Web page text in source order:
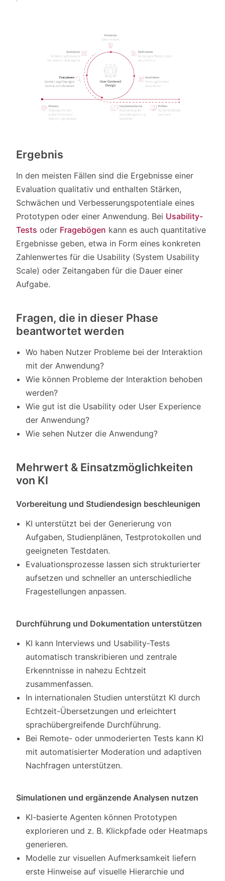
Ergebnis
In den meisten Fällen sind die Ergebnisse einer
Evaluation qualitativ und enthalten Stärken,
Schwächen und Verbesserungspotentiale eines
Prototypen oder einer Anwendung. Bei Usability-
Tests oder Fragebögen kann es auch quantitative
Ergebnisse geben, etwa in Form eines konkreten
Zahlenwertes für die Usability (System Usability
Scale) oder Zeitangaben für die Dauer einer
Aufgabe.
Fragen, die in dieser Phase
beantwortet werden
Wo haben Nutzer Probleme bei der Interaktion
mit der Anwendung?
Wie können Probleme der Interaktion behoben
werden?
Wie gut ist die Usability oder User Experience
der Anwendung?
Wie sehen Nutzer die Anwendung?
Mehrwert & Einsatzmöglichkeiten
von KI
Vorbereitung und Studiendesign beschleunigen
KI unterstützt bei der Generierung von
Aufgaben, Studienplänen, Testprotokollen und
geeigneten Testdaten.
Evaluationsprozesse lassen sich strukturierter
aufsetzen und schneller an unterschiedliche
Fragestellungen anpassen.
Durchführung und Dokumentation unterstützen
KI kann Interviews und Usability-Tests
automatisch transkribieren und zentrale
Erkenntnisse in nahezu Echtzeit
zusammenfassen.
In internationalen Studien unterstützt KI durch
Echtzeit-Übersetzungen und erleichtert
sprachübergreifende Durchführung.
Bei Remote- oder unmoderierten Tests kann KI
mit automatisierter Moderation und adaptiven
Nachfragen unterstützen.
Simulationen und ergänzende Analysen nutzen
KI-basierte Agenten können Prototypen
explorieren und z. B. Klickpfade oder Heatmaps
generieren.
Modelle zur visuellen Aufmerksamkeit liefern
erste Hinweise auf visuelle Hierarchie und